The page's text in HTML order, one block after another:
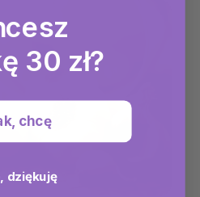
30 zł?
chcę
dziękuję